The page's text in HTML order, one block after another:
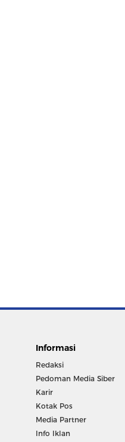
Informasi
Redaksi
Pedoman Media Siber
Karir
Kotak Pos
Media Partner
Info Iklan